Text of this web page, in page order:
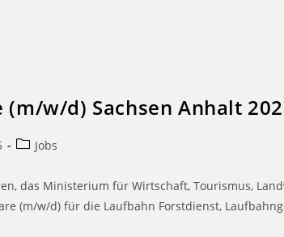
w/d) Sachsen Anhalt
Jobs
das Ministerium für Wirtschaft, Tourismus,
(m/w/d) für die Laufbahn Forstdienst,